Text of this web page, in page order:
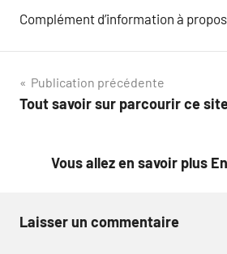
Complément d’information à
Navigation
de
Publication précédente
Tout savoir sur parcourir ce
Vous allez en savoir plus
Laisser un commentaire